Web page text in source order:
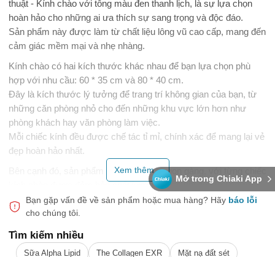
Mở trong Chiaki App
thuật - Kính chào với tông màu đen thanh lịch, là sự lựa chọn
hoàn hảo cho những ai ưa thích sự sang trọng và độc đáo.
Sản phẩm này được làm từ chất liệu lông vũ cao cấp, mang đến
cảm giác mềm mại và nhẹ nhàng.
Kính chào có hai kích thước khác nhau để bạn lựa chọn phù
hợp với nhu cầu: 60 * 35 cm và 80 * 40 cm.
Đây là kích thước lý tưởng để trang trí không gian của bạn, từ
những căn phòng nhỏ cho đến những khu vực lớn hơn như
phòng khách hay văn phòng làm việc.
Mỗi chiếc kính đều được chế tác tỉ mỉ, chính xác để mang lại vẻ
đẹp hoàn hảo nhất.
Bên cạnh đó, sản phẩm được đóng gói gọn gàng, với từng chiếc
kính chào được đảm bảo chất lượng trước khi đến tay người
tiêu dùng.
Trong mỗi đơn hàng, bạn sẽ nhận được một chiếc kính chào
Xin lưu ý rằng, do sự khác biệt trong cấu hình màn hình máy
Xem thêm...
Bạn gặp vấn đề về sản phẩm hoặc mua hàng? Hãy báo lỗi
cho chúng tôi.
Tìm kiếm nhiều
Sữa Alpha Lipid The Collagen EXR Mặt nạ đất sét